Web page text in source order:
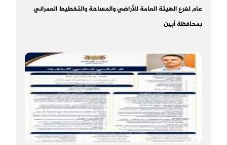
عام لفرع الهيئة العامة للأراضي والمساحة والتخطيط العمراني
بمحافظة أبين